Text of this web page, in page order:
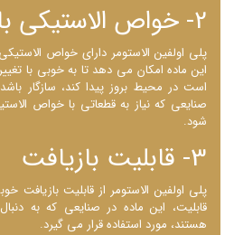
2- خواص الاستیکی بالا
پلی اولفین الاستومر دارای خواص
این ماده امکان می‌ دهد تا به خوبی با
است در محیط بروز پیدا کند، سازگار
صنایعی که نیاز به قطعاتی با خواص
شود.
3- قابلیت بازیافت
پلی اولفین الاستومر از قابلیت بازیافت
قابلیت، این ماده در صنایعی که به
هستند، مورد استفاده قرار می ‌گیرد.